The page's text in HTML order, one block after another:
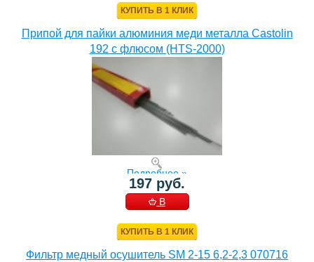
КУПИТЬ В 1 КЛИК
Припой для пайки алюминия меди металла Castolin
192 с флюсом (HTS-2000)
Подробнее »
197 руб.
В
КУПИТЬ В 1 КЛИК
Фильтр медный осушитель SM 2-15 6,2-2,3 070716